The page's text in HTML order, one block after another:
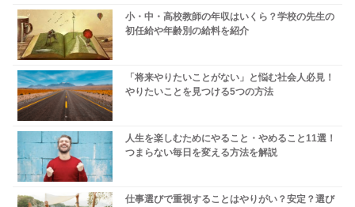
小・中・高校教師の年収はいくら？学校の先生の
初任給や年齢別の給料を紹介
「将来やりたいことがない」と悩む社会人必見！
やりたいことを見つける5つの方法
人生を楽しむためにやること・やめること11選！
つまらない毎日を変える方法を解説
仕事選びで重視することはやりがい？安定？選び